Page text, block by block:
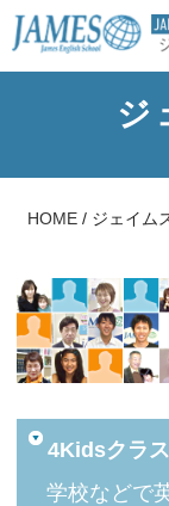
ジ
HOME / ジェイム
4Kidsクラス
学校などで